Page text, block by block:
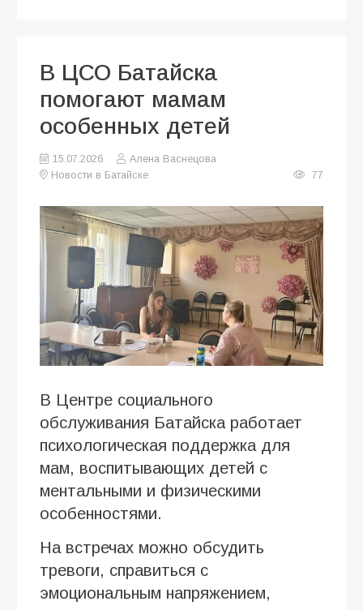
В ЦСО Батайска
помогают мамам
особенных детей
15.07.2026
Алена Васнецова
Новости в Батайске
77
В Центре социального
обслуживания Батайска работает
психологическая поддержка для
мам, воспитывающих детей с
ментальными и физическими
особенностями.
На встречах можно обсудить
тревоги, справиться с
эмоциональным напряжением,